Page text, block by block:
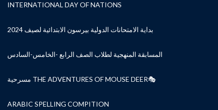
INTERNATIONAL DAY OF NATIONS
بداية الامتحانات الدولية بيرسون الابتدائية لصيف 2024
المسابقة المنهجية لطلاب الصف الرابع -الخامس-السادس
مسرحية THE ADVENTURES OF MOUSE DEER🎭
ARABIC SPELLING COMPITION